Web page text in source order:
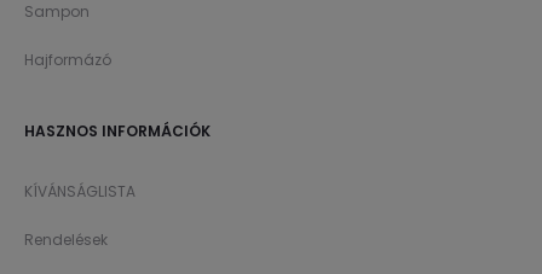
Sampon
Hajformázó
HASZNOS INFORMÁCIÓK
KÍVÁNSÁGLISTA
Rendelések